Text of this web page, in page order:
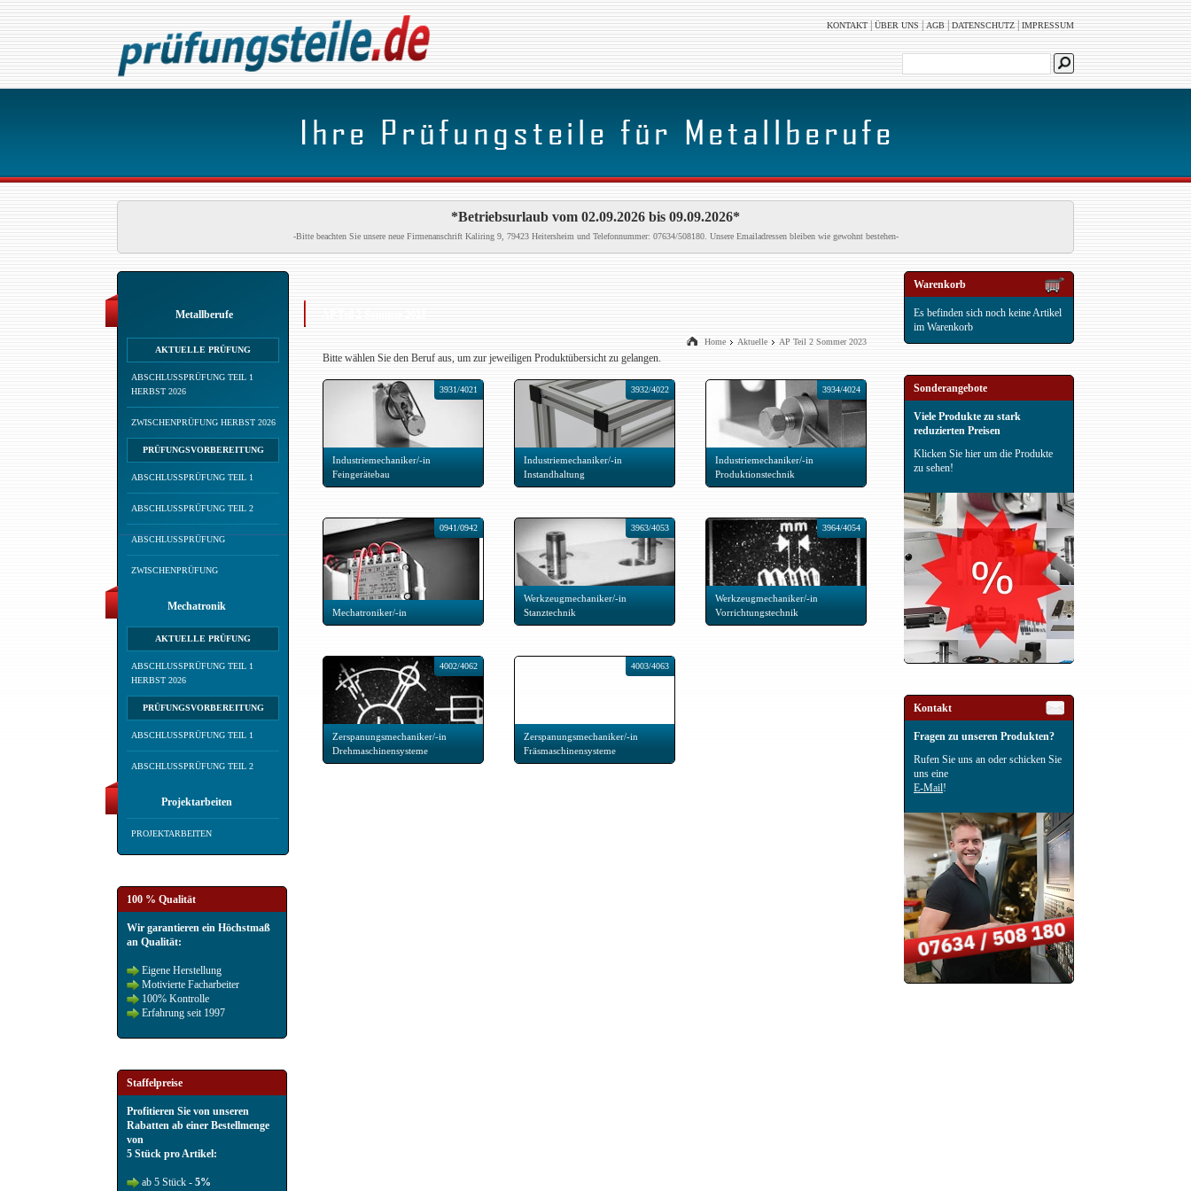
KONTAKT|ÜBER UNS|AGB|DATENSCHUTZ|IMPRESSUM
*Betriebsurlaub vom 02.09.2026 bis 09.09.2026*
-Bitte beachten Sie unsere neue Firmenanschrift Kaliring 9, 79423 Heitersheim und Telefonnummer: 07634/508180. Unsere Emailadressen bleiben wie gewohnt bestehen-
Metallberufe
AKTUELLE PRÜFUNG
ABSCHLUSSPRÜFUNG TEIL 1
HERBST 2026
ZWISCHENPRÜFUNG HERBST 2026
PRÜFUNGSVORBEREITUNG
ABSCHLUSSPRÜFUNG TEIL 1
ABSCHLUSSPRÜFUNG TEIL 2
ABSCHLUSSPRÜFUNG
ZWISCHENPRÜFUNG
Mechatronik
AKTUELLE PRÜFUNG
ABSCHLUSSPRÜFUNG TEIL 1
HERBST 2026
PRÜFUNGSVORBEREITUNG
ABSCHLUSSPRÜFUNG TEIL 1
ABSCHLUSSPRÜFUNG TEIL 2
Projektarbeiten
PROJEKTARBEITEN
100 % Qualität
Wir garantieren ein Höchstmaß
an Qualität:
Eigene Herstellung
Motivierte Facharbeiter
100% Kontrolle
Erfahrung seit 1997
Staffelpreise
Profitieren Sie von unseren
Rabatten ab einer Bestellmenge
von
5 Stück pro Artikel:
ab 5 Stück - 5%
Home Aktuelle AP Teil 2 Sommer 2023
Bitte wählen Sie den Beruf aus, um zur jeweiligen Produktübersicht zu gelangen.
3931/4021
Industriemechaniker/-in
Feingerätebau
3932/4022
Industriemechaniker/-in
Instandhaltung
3934/4024
Industriemechaniker/-in
Produktionstechnik
0941/0942
Mechatroniker/-in
3963/4053
Werkzeugmechaniker/-in
Stanztechnik
3964/4054
Werkzeugmechaniker/-in
Vorrichtungstechnik
4002/4062
Zerspanungsmechaniker/-in
Drehmaschinensysteme
4003/4063
Zerspanungsmechaniker/-in
Fräsmaschinensysteme
Warenkorb
Es befinden sich noch keine Artikel
im Warenkorb
Sonderangebote
Viele Produkte zu stark
reduzierten Preisen
Klicken Sie hier um die Produkte
zu sehen!
Kontakt
Fragen zu unseren Produkten?
Rufen Sie uns an oder schicken Sie
uns eine
E-Mail!